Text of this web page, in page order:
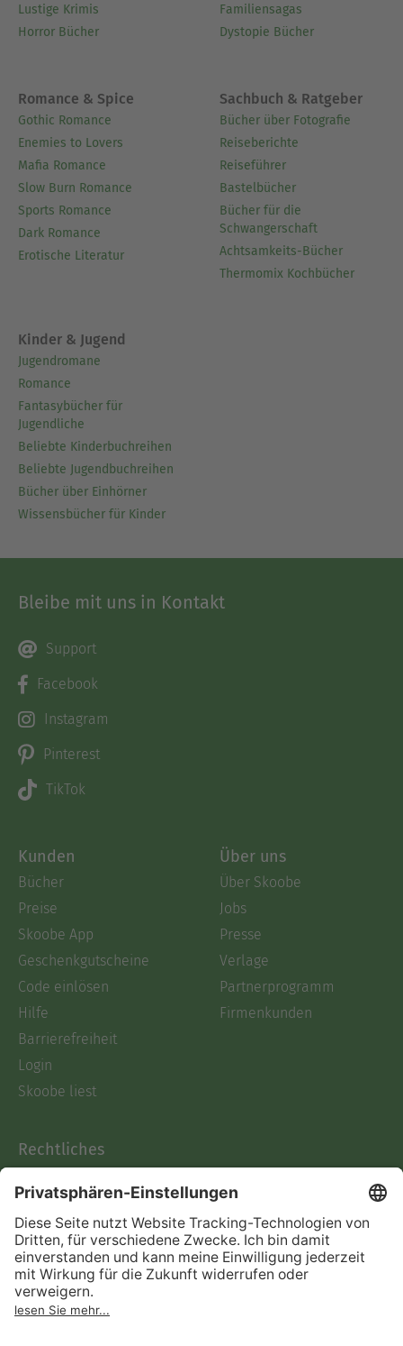
Lustige Krimis
Horror Bücher
Familiensagas
Dystopie Bücher
Romance & Spice
Gothic Romance
Enemies to Lovers
Mafia Romance
Slow Burn Romance
Sports Romance
Dark Romance
Erotische Literatur
Sachbuch & Ratgeber
Bücher über Fotografie
Reiseberichte
Reiseführer
Bastelbücher
Bücher für die
Schwangerschaft
Achtsamkeits-Bücher
Thermomix Kochbücher
Kinder & Jugend
Jugendromane
Romance
Fantasybücher für
Jugendliche
Beliebte Kinderbuchreihen
Beliebte Jugendbuchreihen
Bücher über Einhörner
Wissensbücher für Kinder
Bleibe mit uns in Kontakt
Support
Facebook
Instagram
Pinterest
TikTok
Kunden
Bücher
Preise
Skoobe App
Geschenkgutscheine
Code einlösen
Hilfe
Barrierefreiheit
Login
Skoobe liest
Über uns
Über Skoobe
Jobs
Presse
Verlage
Partnerprogramm
Firmenkunden
Rechtliches
AGB
Informationen nach Data
Act
Verträge hier kündigen
Impressum